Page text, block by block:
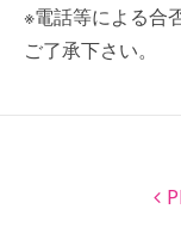
※電話等による合
ご了承下さい。